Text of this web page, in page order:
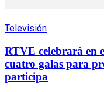
Televisión
RTVE celebrará en
cuatro galas para
participa